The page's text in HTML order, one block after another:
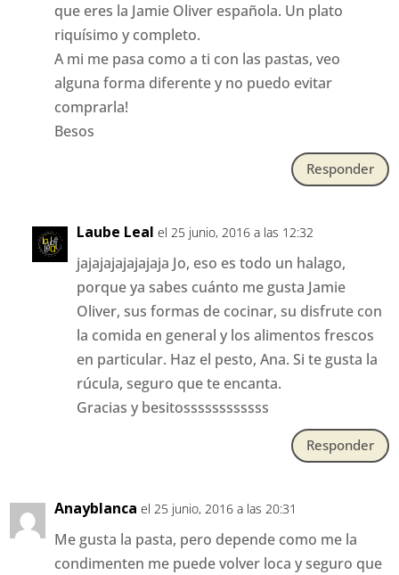
que eres la Jamie Oliver española. Un plato
riquísimo y completo.
A mi me pasa como a ti con las pastas, veo
alguna forma diferente y no puedo evitar
comprarla!
Besos
Responder
Laube Leal el 25 junio, 2016 a las 12:32
jajajajajajajaja Jo, eso es todo un halago,
porque ya sabes cuánto me gusta Jamie
Oliver, sus formas de cocinar, su disfrute con
la comida en general y los alimentos frescos
en particular. Haz el pesto, Ana. Si te gusta la
rúcula, seguro que te encanta.
Gracias y besitossssssssssss
Responder
Anayblanca el 25 junio, 2016 a las 20:31
Me gusta la pasta, pero depende como me la
condimenten me puede volver loca y seguro que